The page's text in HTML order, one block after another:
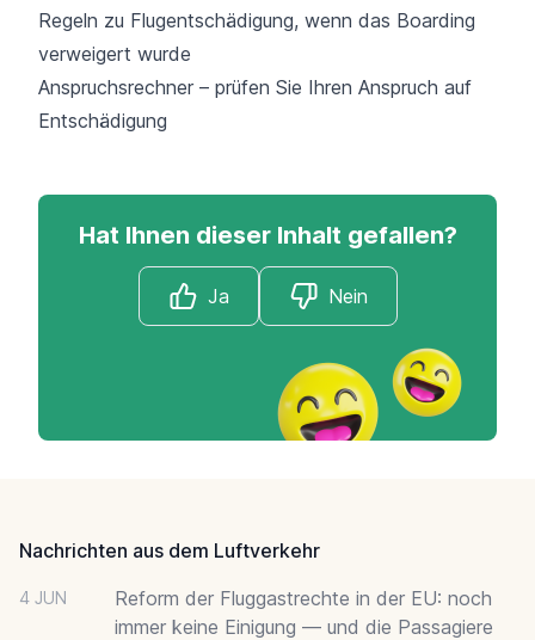
Regeln zu Flugentschädigung, wenn das Boarding
verweigert wurde
Anspruchsrechner – prüfen Sie Ihren Anspruch auf
Entschädigung
Hat Ihnen dieser Inhalt gefallen?
Ja Nein
Nachrichten aus dem Luftverkehr
4 JUN
Reform der Fluggastrechte in der EU: noch
immer keine Einigung — und die Passagiere